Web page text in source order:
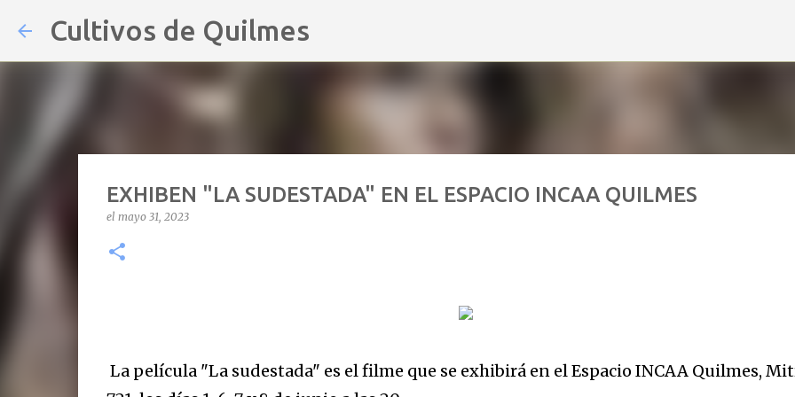
Cultivos de Quilmes
EXHIBEN "LA SUDESTADA" EN EL ESPACIO INCAA QUILMES
el mayo 31, 2023
La película "La sudestada" es el filme que se exhibirá en el Espacio INCAA Quilmes,